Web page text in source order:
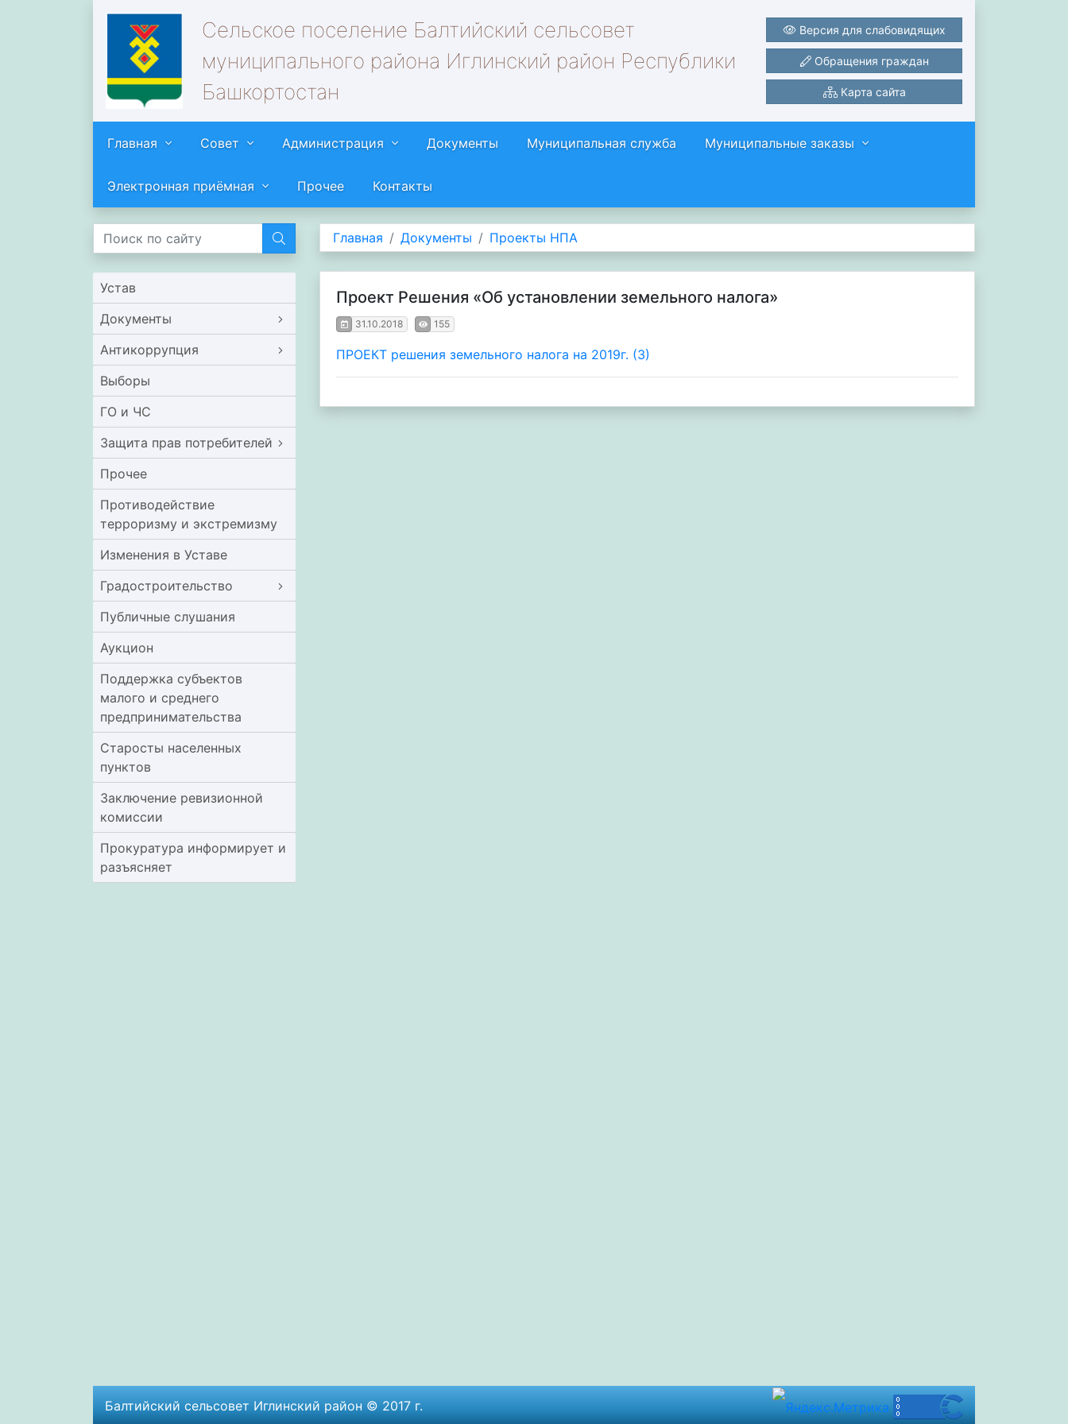
Сельское поселение Балтийский сельсовет
муниципального района Иглинский район Республики
Башкортостан
Версия для слабовидящих
Обращения граждан
Карта сайта
Главная Совет Администрация Документы Муниципальная служба Муниципальные заказы
Электронная приёмная Прочее Контакты
Устав
Документы
Антикоррупция
Выборы
ГО и ЧС
Защита прав потребителей
Прочее
Противодействие
терроризму и экстремизму
Изменения в Уставе
Градостроительство
Публичные слушания
Аукцион
Поддержка субъектов
малого и среднего
предпринимательства
Старосты населенных
пунктов
Заключение ревизионной
комиссии
Прокуратура информирует и
разъясняет
Главная Документы Проекты НПА
Проект Решения «Об установлении земельного налога»
31.10.2018 155
ПРОЕКТ решения земельного налога на 2019г. (3)
Балтийский сельсовет Иглинский район © 2017 г.